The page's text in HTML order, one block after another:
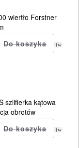
wiertło Forstner
(w
szlifierka kątowa
obrotów
(w